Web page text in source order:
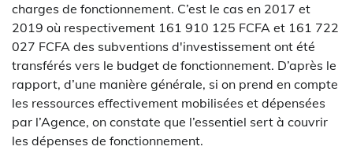
charges de fonctionnement. C’est le cas en 2017 et
2019 où respectivement 161 910 125 FCFA et 161 722
027 FCFA des subventions d'investissement ont été
transférés vers le budget de fonctionnement. D’après le
rapport, d’une manière générale, si on prend en compte
les ressources effectivement mobilisées et dépensées
par l’Agence, on constate que l’essentiel sert à couvrir
les dépenses de fonctionnement.